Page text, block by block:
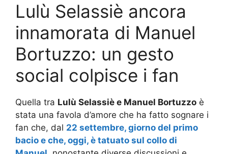
Lulù Selassiè ancora
innamorata di Manuel
Bortuzzo: un gesto
social colpisce i fan
Quella tra Lulù Selassiè e Manuel Bortuzzo è
stata una favola d’amore che ha fatto sognare i
fan che, dal 22 settembre, giorno del primo
bacio e che, oggi, è tatuato sul collo di